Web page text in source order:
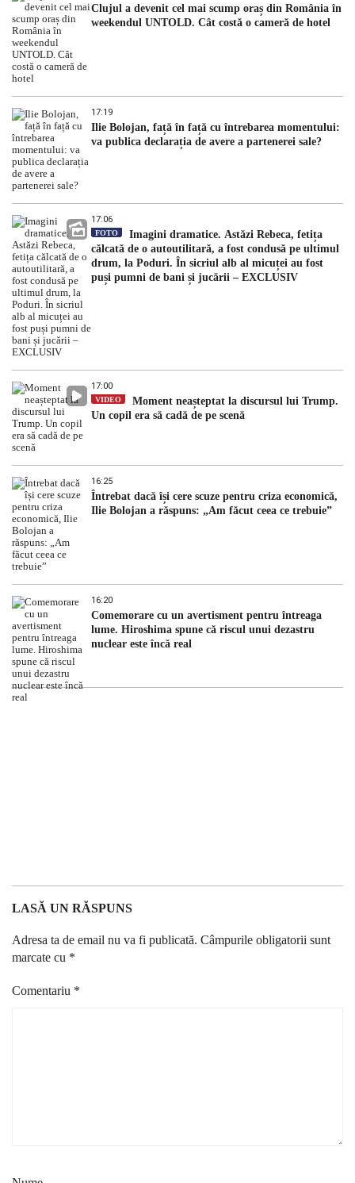
Clujul a devenit cel mai scump oraș din România în
weekendul UNTOLD. Cât costă o cameră de hotel
17:19
Ilie Bolojan, față în față cu întrebarea momentului:
va publica declarația de avere a partenerei sale?
17:06
FOTO
Imagini dramatice. Astăzi Rebeca, fetița
călcată de o autoutilitară, a fost condusă pe ultimul
drum, la Poduri. În sicriul alb al micuței au fost
puși pumni de bani și jucării – EXCLUSIV
17:00
VIDEO
Moment neașteptat la discursul lui Trump.
Un copil era să cadă de pe scenă
16:25
Întrebat dacă își cere scuze pentru criza economică,
Ilie Bolojan a răspuns: „Am făcut ceea ce trebuie”
16:20
Comemorare cu un avertisment pentru întreaga
lume. Hiroshima spune că riscul unui dezastru
nuclear este încă real
LASĂ UN RĂSPUNS
Adresa ta de email nu va fi publicată. Câmpurile obligatorii sunt
marcate cu *
Comentariu *